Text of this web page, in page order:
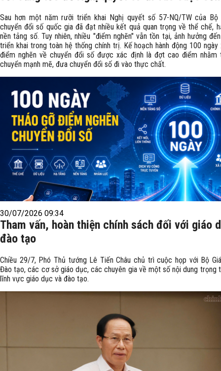
Sau hơn một năm rưỡi triển khai Nghị quyết số 57-NQ/TW của Bộ
chuyển đổi số quốc gia đã đạt nhiều kết quả quan trọng về thể chế,
nền tảng số. Tuy nhiên, nhiều "điểm nghẽn" vẫn tồn tại, ảnh hưởng
triển khai trong toàn hệ thống chính trị. Kế hoạch hành động 100
điểm nghẽn về chuyển đổi số được xác định là đợt cao điểm
chuyển mạnh mẽ, đưa chuyển đổi số đi vào thực chất.
30/07/2026 09:34
Tham vấn, hoàn thiện chính sách đối với giáo
đào tạo
Chiều 29/7, Phó Thủ tướng Lê Tiến Châu chủ trì cuộc họp với Bộ
Đào tạo, các cơ sở giáo dục, các chuyên gia về một số nội dung trọng
lĩnh vực giáo dục và đào tạo.